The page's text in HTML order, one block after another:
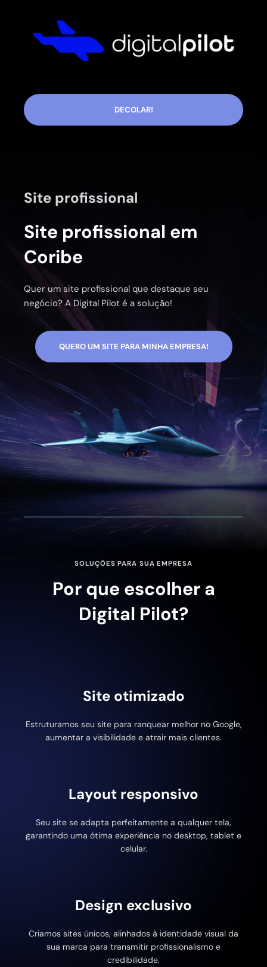
DECOLAR!
Site profissional
Site profissional em
Coribe
Quer um site profissional que destaque seu
negócio? A Digital Pilot é a solução!
QUERO UM SITE PARA MINHA EMPRESA!
SOLUÇÕES PARA SUA EMPRESA
Por que escolher a
Digital Pilot?
Site otimizado
Estruturamos seu site para ranquear melhor no Google,
aumentar a visibilidade e atrair mais clientes.
Layout responsivo
Seu site se adapta perfeitamente a qualquer tela,
garantindo uma ótima experiência no desktop, tablet e
celular.
Design exclusivo
Criamos sites únicos, alinhados à identidade visual da
sua marca para transmitir profissionalismo e
credibilidade.